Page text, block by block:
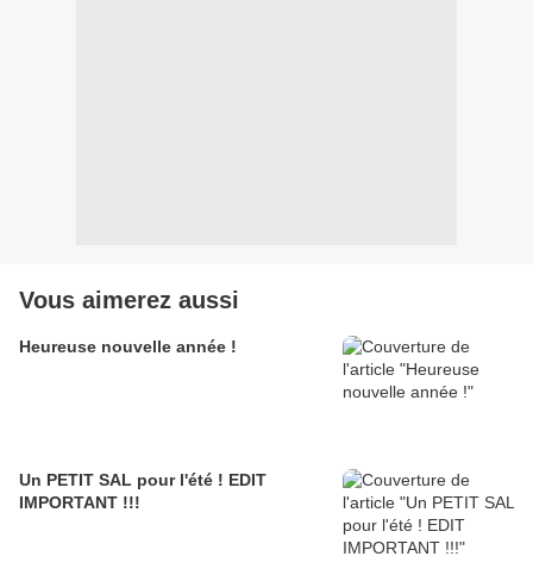
Vous aimerez aussi
Heureuse nouvelle année !
Un PETIT SAL pour l'été ! EDIT
IMPORTANT !!!